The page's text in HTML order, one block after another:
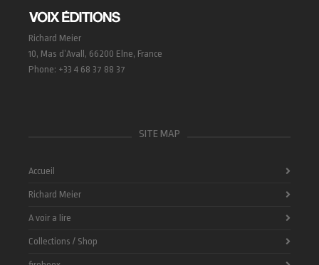
Richard Meier
10, Mas d’Avall, 66200 Elne, France
Phone: +33 4 68 37 88 37
SITE MAP
Accueil
Richard Meier
A voir a lire
Collections / Shop